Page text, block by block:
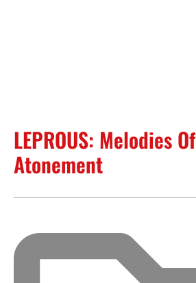
LEPROUS: Melodies Of
Atonement